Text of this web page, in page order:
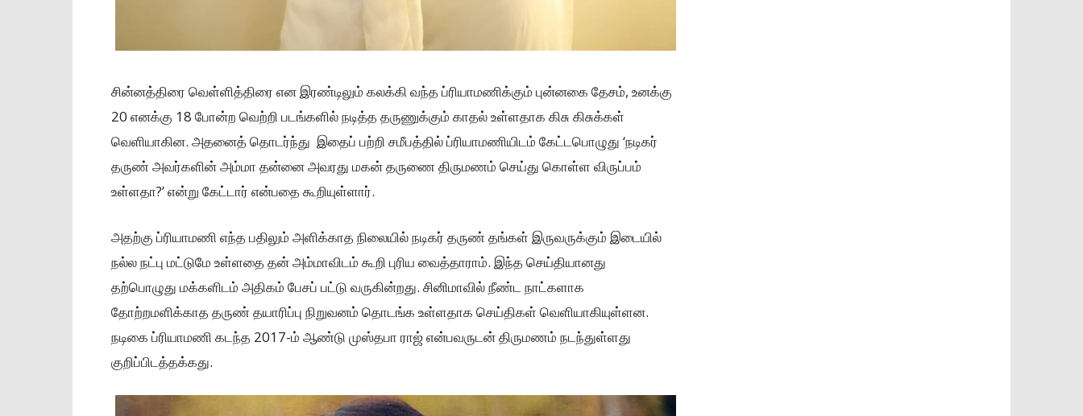
சின்னத்திரை வெள்ளித்திரை என இரண்டிலும் கலக்கி வந்த ப்ரியாமணிக்கும் புன்னகை தேசம், உனக்கு
20 எனக்கு 18 போன்ற வெற்றி படங்களில் நடித்த தருணுக்கும் காதல் உள்ளதாக கிசு கிசுக்கள்
வெளியாகின. அதனைத் தொடர்ந்து இதைப் பற்றி சமீபத்தில் ப்ரியாமணியிடம் கேட்டபொழுது ‘நடிகர்
தருண் அவர்களின் அம்மா தன்னை அவரது மகன் தருணை திருமணம் செய்து கொள்ள விருப்பம்
உள்ளதா?’ என்று கேட்டார் என்பதை கூறியுள்ளார்.
அதற்கு ப்ரியாமணி எந்த பதிலும் அளிக்காத நிலையில் நடிகர் தருண் தங்கள் இருவருக்கும் இடையில்
நல்ல நட்பு மட்டுமே உள்ளதை தன் அம்மாவிடம் கூறி புரிய வைத்தாராம். இந்த செய்தியானது
தற்பொழுது மக்களிடம் அதிகம் பேசப் பட்டு வருகின்றது. சினிமாவில் நீண்ட நாட்களாக
தோற்றமளிக்காத தருண் தயாரிப்பு நிறுவனம் தொடங்க உள்ளதாக செய்திகள் வெளியாகியுள்ளன.
நடிகை ப்ரியாமணி கடந்த 2017-ம் ஆண்டு முஸ்தபா ராஜ் என்பவருடன் திருமணம் நடந்துள்ளது
குறிப்பிடத்தக்கது.